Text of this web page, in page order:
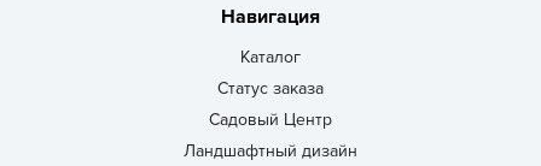
Навигация
Каталог
Статус заказа
Садовый Центр
Ландшафтный дизайн